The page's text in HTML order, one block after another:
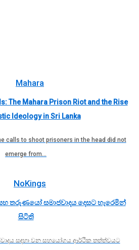
The Mahara Prison Riot and the Rise
Ideology in Sri Lanka
calls to shoot prisoners in the head did not
emerge from…
තරුණයෝ සමාජවාදය දෙසට හැරෙමින්
සිටිති
සඳහා වන සහයෝගය ආර්ථික තත්ත්වයට